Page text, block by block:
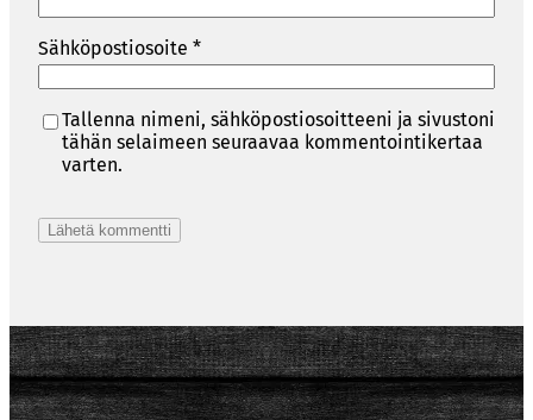
Sähköpostiosoite *
Tallenna nimeni, sähköpostiosoitteeni ja sivustoni
tähän selaimeen seuraavaa kommentointikertaa
varten.